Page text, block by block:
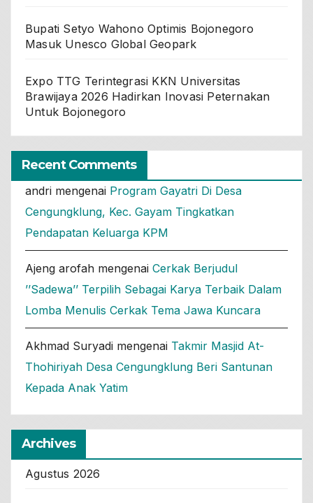
Bupati Setyo Wahono Optimis Bojonegoro
Masuk Unesco Global Geopark
Expo TTG Terintegrasi KKN Universitas
Brawijaya 2026 Hadirkan Inovasi Peternakan
Untuk Bojonegoro
Recent Comments
andri mengenai Program Gayatri Di Desa
Cengungklung, Kec. Gayam Tingkatkan
Pendapatan Keluarga KPM
Ajeng arofah mengenai Cerkak Berjudul
’’Sadewa’’ Terpilih Sebagai Karya Terbaik Dalam
Lomba Menulis Cerkak Tema Jawa Kuncara
Akhmad Suryadi mengenai Takmir Masjid At-
Thohiriyah Desa Cengungklung Beri Santunan
Kepada Anak Yatim
Archives
Agustus 2026